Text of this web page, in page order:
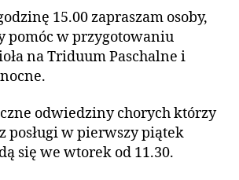
15.00 zapraszam osoby,
pomóc w przygotowaniu
na Triduum Paschalne i
odwiedziny chorych którzy
posługi w pierwszy piątek
się we wtorek od 11.30.